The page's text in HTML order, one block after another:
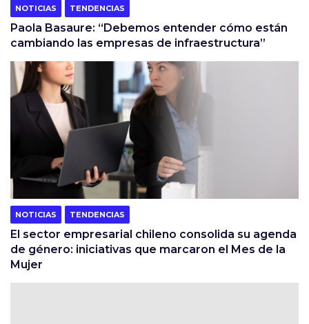
NOTICIAS TENDENCIAS
Paola Basaure: “Debemos entender cómo están
cambiando las empresas de infraestructura”
NOTICIAS TENDENCIAS
El sector empresarial chileno consolida su agenda
de género: iniciativas que marcaron el Mes de la
Mujer